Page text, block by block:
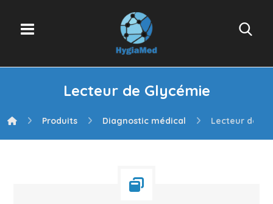
Lecteur de Glycémie
Produits Diagnostic médical Lecteur de